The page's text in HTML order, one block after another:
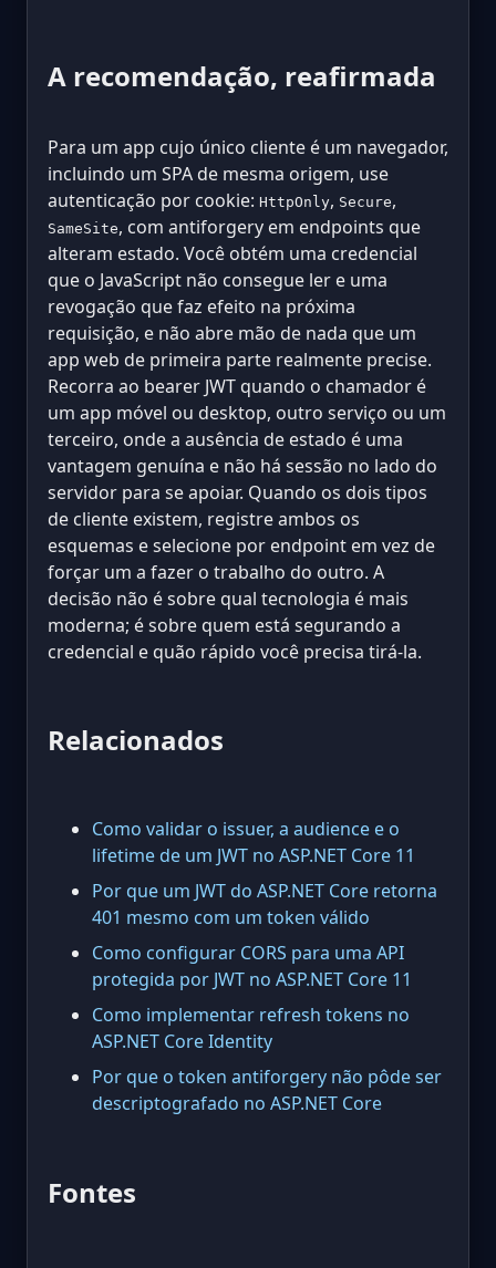
A recomendação, reafirmada
Para um app cujo único cliente é um navegador,
incluindo um SPA de mesma origem, use
autenticação por cookie: HttpOnly, Secure,
SameSite, com antiforgery em endpoints que
alteram estado. Você obtém uma credencial
que o JavaScript não consegue ler e uma
revogação que faz efeito na próxima
requisição, e não abre mão de nada que um
app web de primeira parte realmente precise.
Recorra ao bearer JWT quando o chamador é
um app móvel ou desktop, outro serviço ou um
terceiro, onde a ausência de estado é uma
vantagem genuína e não há sessão no lado do
servidor para se apoiar. Quando os dois tipos
de cliente existem, registre ambos os
esquemas e selecione por endpoint em vez de
forçar um a fazer o trabalho do outro. A
decisão não é sobre qual tecnologia é mais
moderna; é sobre quem está segurando a
credencial e quão rápido você precisa tirá-la.
Relacionados
Como validar o issuer, a audience e o
lifetime de um JWT no ASP.NET Core 11
Por que um JWT do ASP.NET Core retorna
401 mesmo com um token válido
Como configurar CORS para uma API
protegida por JWT no ASP.NET Core 11
Como implementar refresh tokens no
ASP.NET Core Identity
Por que o token antiforgery não pôde ser
descriptografado no ASP.NET Core
Fontes